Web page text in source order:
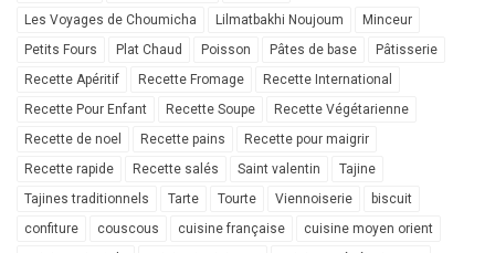
Les Voyages de Choumicha
Lilmatbakhi Noujoum
Minceur
Petits Fours
Plat Chaud Poisson Pâtes de base
Pâtisserie
Recette Apéritif
Recette Fromage
Recette International
Recette Pour Enfant
Recette Soupe
Recette Végétarienne
Recette de noel
Recette pains
Recette pour maigrir
Recette rapide
Recette salés Saint valentin
Tajine
Tajines traditionnels
Tarte Tourte Viennoiserie
biscuit
confiture
couscous cuisine française
cuisine moyen orient